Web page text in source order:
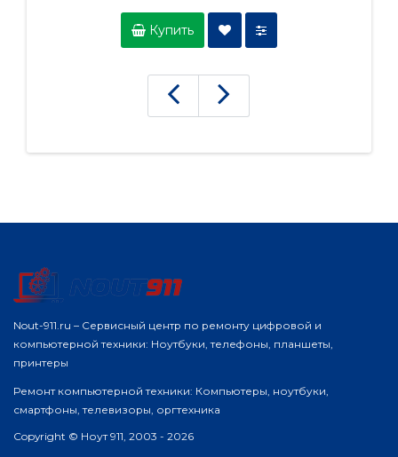
Купить
Nout-911.ru – Сервисный центр по ремонту цифровой и
компьютерной техники: Ноутбуки, телефоны, планшеты,
принтеры
Ремонт компьютерной техники: Компьютеры, ноутбуки,
смартфоны, телевизоры, оргтехника
Copyright © Ноут 911, 2003 - 2026